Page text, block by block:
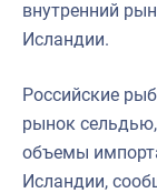
Укрепление
внутренний
Исландии.
Российские
рынок
объемы
Исландии,